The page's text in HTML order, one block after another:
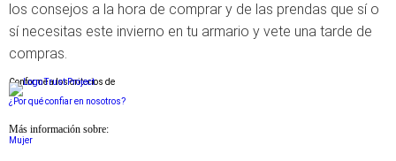
los consejos a la hora de comprar y de las prendas que sí o
sí necesitas este invierno en tu armario y vete una tarde de
compras.
Conforme a los criterios de
¿Por qué confiar en nosotros?
Más información sobre:
Mujer